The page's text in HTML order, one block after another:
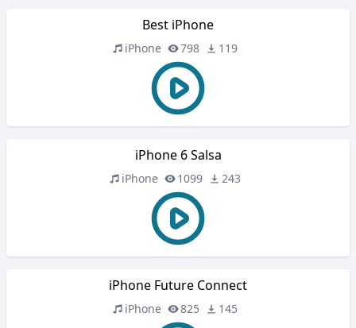
Best iPhone
iPhone 798 119
iPhone 6 Salsa
iPhone 1099 243
iPhone Future Connect
iPhone 825 145